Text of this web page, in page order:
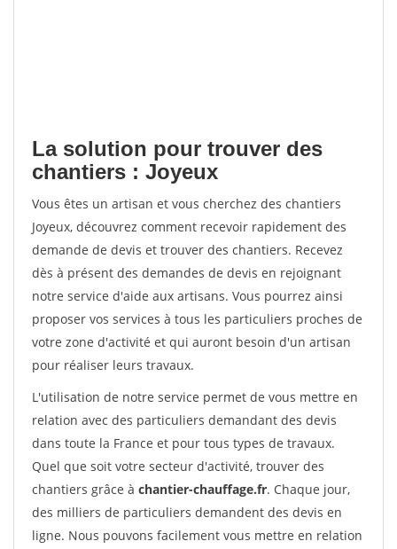
La solution pour trouver des
chantiers : Joyeux
Vous êtes un artisan et vous cherchez des chantiers
Joyeux, découvrez comment recevoir rapidement des
demande de devis et trouver des chantiers. Recevez
dès à présent des demandes de devis en rejoignant
notre service d'aide aux artisans. Vous pourrez ainsi
proposer vos services à tous les particuliers proches de
votre zone d'activité et qui auront besoin d'un artisan
pour réaliser leurs travaux.
L'utilisation de notre service permet de vous mettre en
relation avec des particuliers demandant des devis
dans toute la France et pour tous types de travaux.
Quel que soit votre secteur d'activité, trouver des
chantiers grâce à chantier-chauffage.fr. Chaque jour,
des milliers de particuliers demandent des devis en
ligne. Nous pouvons facilement vous mettre en relation